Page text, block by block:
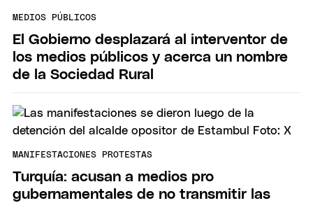
MEDIOS PÚBLICOS
El Gobierno desplazará al interventor de
los medios públicos y acerca un nombre
de la Sociedad Rural
MANIFESTACIONES PROTESTAS
Turquía: acusan a medios pro
gubernamentales de no transmitir las